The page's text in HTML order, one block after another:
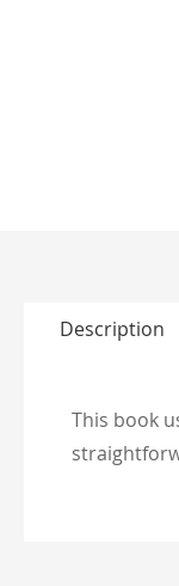
Description
This book